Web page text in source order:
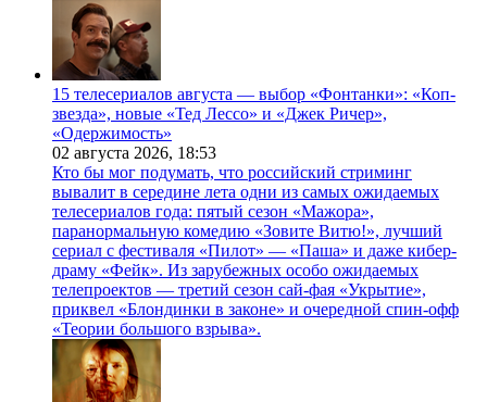
15 телесериалов августа — выбор «Фонтанки»: «Коп-
звезда», новые «Тед Лессо» и «Джек Ричер»,
«Одержимость»
02 августа 2026, 18:53
Кто бы мог подумать, что российский стриминг
вывалит в середине лета одни из самых ожидаемых
телесериалов года: пятый сезон «Мажора»,
паранормальную комедию «Зовите Витю!», лучший
сериал с фестиваля «Пилот» — «Паша» и даже кибер-
драму «Фейк». Из зарубежных особо ожидаемых
телепроектов — третий сезон сай-фая «Укрытие»,
приквел «Блондинки в законе» и очередной спин-офф
«Теории большого взрыва».